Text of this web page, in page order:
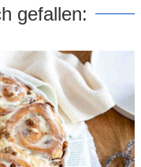
gefallen: